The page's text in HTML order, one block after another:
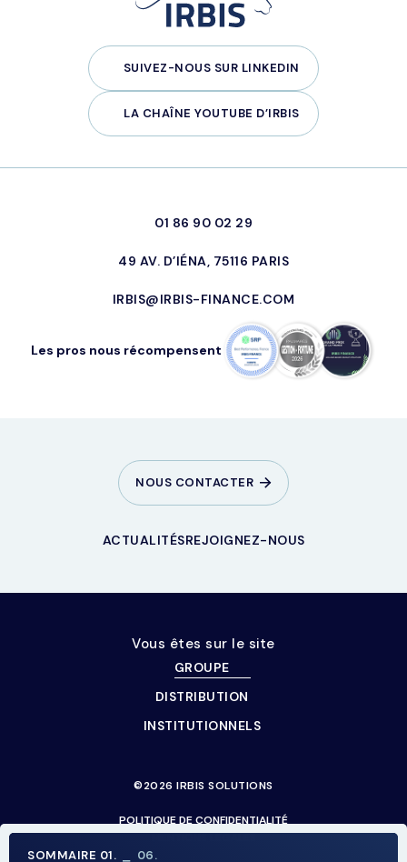
SOMMAIRE 01. ⎯ 06.
SUIVEZ-NOUS SUR LINKEDIN
LA CHAÎNE YOUTUBE D’IRBIS
01 86 90 02 29
49 AV. D’IÉNA, 75116 PARIS
IRBIS@IRBIS-FINANCE.COM
Les pros nous récompensent
NOUS CONTACTER
ACTUALITÉSREJOIGNEZ-NOUS
©2026 IRBIS SOLUTIONS
Vous êtes sur le site
GROUPE
DISTRIBUTION
INSTITUTIONNELS
POLITIQUE DE CONFIDENTIALITÉ
MENTIONS LÉGALES